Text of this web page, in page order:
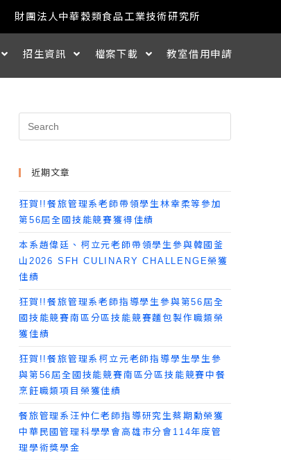
財團法人中華穀類食品工業技術研究所
招生資訊 檔案下載 教室借用申請
近期文章
狂賀!!餐旅管理系老師帶領學生林幸柔等參加
第56屆全國技能競賽獲得佳績
本系趙偉廷、柯立元老師帶領學生參與韓國釜
山2026 SFH CULINARY CHALLENGE榮獲
佳績
狂賀!!餐旅管理系老師指導學生參與第56屆全
國技能競賽南區分區技能競賽麵包製作職類榮
獲佳績
狂賀!!餐旅管理系柯立元老師指導學生學生參
與第56屆全國技能競賽南區分區技能競賽中餐
烹飪職類項目榮獲佳績
餐旅管理系汪仲仁老師指導研究生蔡期勳榮獲
中華民國管理科學學會高雄市分會114年度管
理學術獎學金